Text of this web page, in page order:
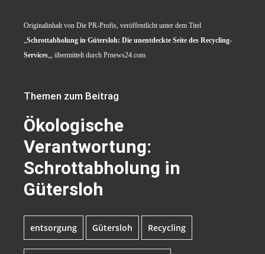
Originalinhalt von Die PR-Profis, veröffentlicht unter dem Titel
Schrottabholung in Gütersloh: Die unentdeckte Seite des Recycling-
Services „, übermittelt durch Prnews24.com
Themen zum Beitrag
Ökologische
Verantwortung:
Schrottabholung in
Gütersloh
entsorgung Gütersloh Recycling